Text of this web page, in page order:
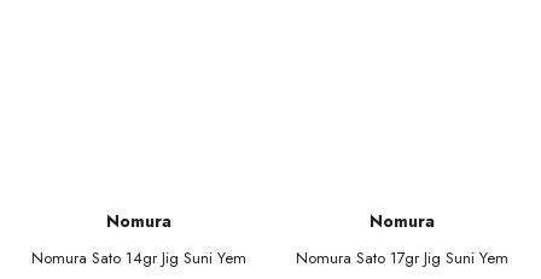
Nomura
Nomura Sato 14gr Jig Suni Yem
Nomura
Nomura Sato 17gr Jig Suni Yem